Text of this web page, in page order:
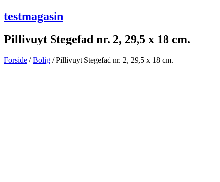
testmagasin
Pillivuyt Stegefad nr. 2, 29,5 x 18 cm.
Forside /Bolig / Pillivuyt Stegefad nr. 2, 29,5 x 18 cm.